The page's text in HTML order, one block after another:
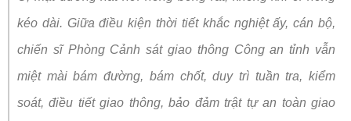
kéo dài. Giữa điều kiện thời tiết khắc nghiệt ấy, cán bộ,
chiến sĩ Phòng Cảnh sát giao thông Công an tỉnh vẫn
miệt mài bám đường, bám chốt, duy trì tuần tra, kiểm
soát, điều tiết giao thông, bảo đảm trật tự an toàn giao